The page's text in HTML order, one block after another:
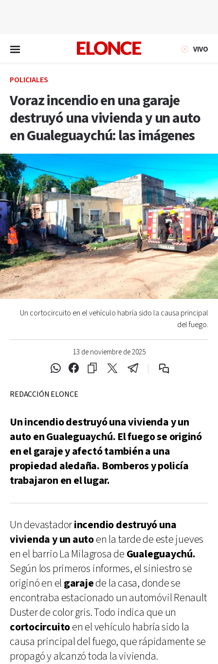
VIVO
POLICIALES
Voraz incendio en una garaje
destruyó una vivienda y un auto
en Gualeguaychú: las imágenes
13 de noviembre de 2025
Un cortocircuito en el vehículo habría sido la causa principal
del fuego.
REDACCIÓN ELONCE
Un incendio destruyó una vivienda y un
auto en Gualeguaychú. El fuego se originó
en el garaje y afectó también a una
propiedad aledaña. Bomberos y policía
trabajaron en el lugar.
Un devastadorincendio destruyó una
vivienda y un autoen la tarde de este jueves
en el barrio La Milagrosa de Gualeguaychú.
Según los primeros informes, el siniestro se
originó en el garajede la casa, donde se
encontraba estacionado un automóvil Renault
Duster de color gris. Todo indica que un
cortocircuitoen el vehículo habría sido la
causa principal del fuego, que rápidamente se
propagó y alcanzó toda la vivienda.